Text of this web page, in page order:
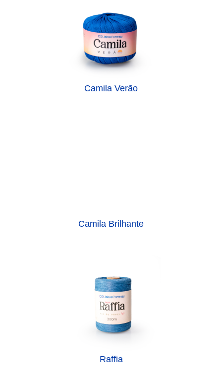
Camila Verão
Camila Brilhante
Raffia